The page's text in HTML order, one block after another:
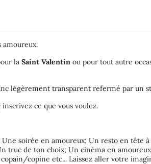
amoureux.
la Saint Valentin ou pour tout autre
légèrement transparent refermé par un
ce que vous voulez.
soirée en amoureux; Un resto en tête
truc de ton choix; Un cinéma en
copine etc... Laissez aller votre